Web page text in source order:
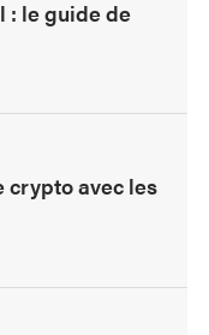
: le guide de
crypto avec les